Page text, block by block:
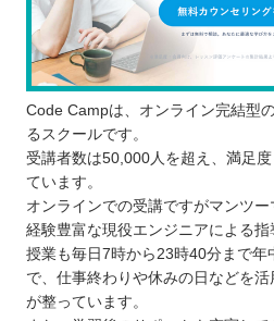
Code Campは、オンライン完結型
るスクールです。
受講者数は50,000人を超え、満足
ています。
オンラインでの受講ですがマンツー
経験豊富な現役エンジニアによる指
授業も毎日7時から23時40分まで年
で、仕事終わりや休みの日などを
が整っています。